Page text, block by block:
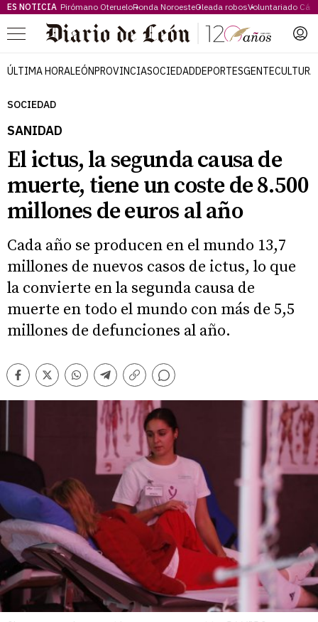
ES NOTICIA Pirómano OterueloRonda NoroesteOleada robosVoluntariado
Menú
ÚLTIMA HORALEÓNPROVINCIASOCIEDADDEPORTESGENTECULTURA
SOCIEDAD
SANIDAD
El ictus, la segunda causa de
muerte, tiene un coste de 8.500
millones de euros al año
Cada año se producen en el mundo 13,7
millones de nuevos casos de ictus, lo que
la convierte en la segunda causa de
muerte en todo el mundo con más de 5,5
millones de defunciones al año.
Facebook
TwitterWhatsappTelegram
Copiar
Comentarios